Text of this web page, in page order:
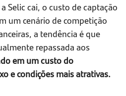
Selic cai, o custo de captação
um cenário de competição
a tendência é que
repassada aos
em um custo do
e condições mais atrativas.